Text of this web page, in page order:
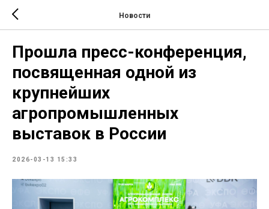
Новости
Прошла пресс-конференция,
посвященная одной из
крупнейших
агропромышленных
выставок в России
2026-03-13 15:33